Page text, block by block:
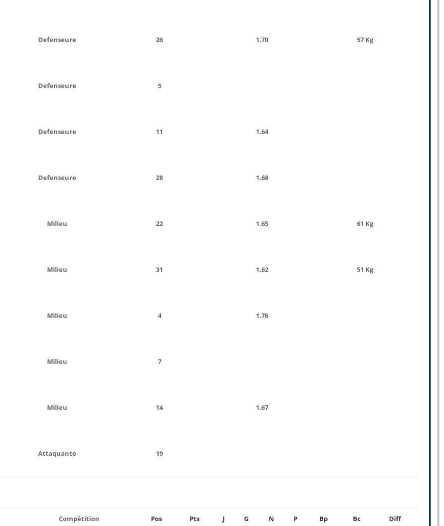
Defenseure 26 1.70 57 Kg
Defenseure 5
Defenseure 11 1.64
Defenseure 28 1.68
Milieu 22 1.65 61 Kg
Milieu 31 1.62 51 Kg
Milieu 4 1.76
Milieu 7
Milieu 14 1.67
Attaquante 19
Compétition Pos Pts J G N P Bp Bc Diff